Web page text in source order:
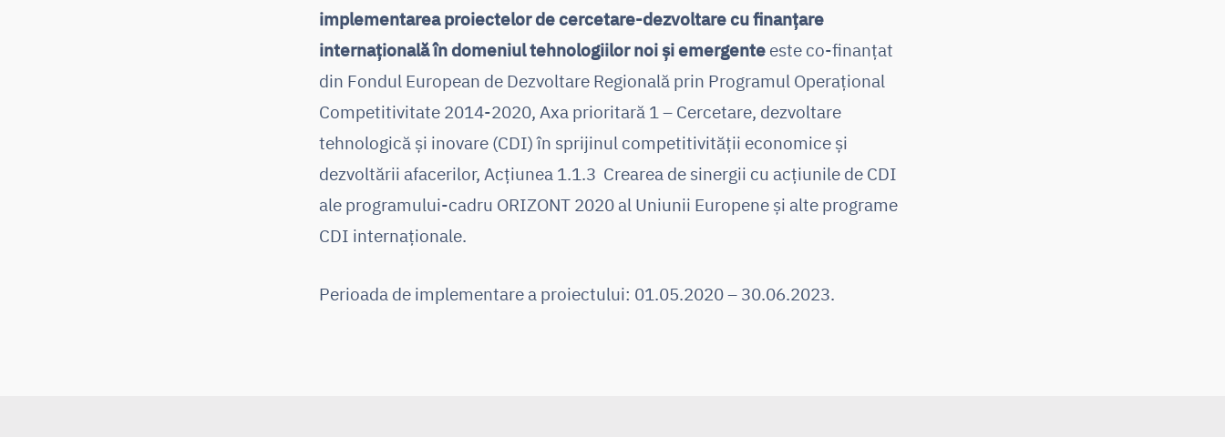
implementarea proiectelor de cercetare-dezvoltare cu finanțare
internațională în domeniul tehnologiilor noi și emergente este co-finanțat
din Fondul European de Dezvoltare Regională prin Programul Operațional
Competitivitate 2014-2020, Axa prioritară 1 – Cercetare, dezvoltare
tehnologică și inovare (CDI) în sprijinul competitivităţii economice și
dezvoltării afacerilor, Acţiunea 1.1.3 Crearea de sinergii cu acțiunile de CDI
ale programului-cadru ORIZONT 2020 al Uniunii Europene și alte programe
CDI internaționale.
Perioada de implementare a proiectului: 01.05.2020 – 30.06.2023.